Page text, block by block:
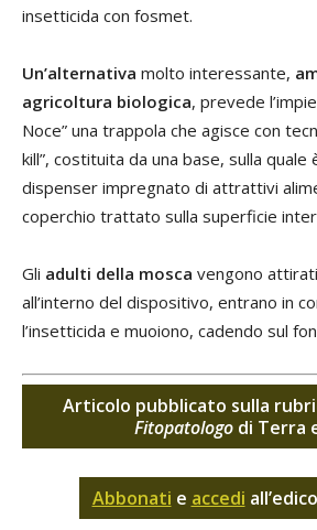
insetticida con fosmet.
Un’alternativa molto interessante,
agricoltura biologica, prevede
Noce” una trappola che agisce con
kill”, costituita da una base, sulla quale
dispenser impregnato di attrattivi
coperchio trattato sulla superficie
Gli adulti della mosca vengono
all’interno del dispositivo, entrano in
l’insetticida e muoiono, cadendo sul
Articolo pubblicato sulla
Fitopatologodi Terra
Abbonati e accedi